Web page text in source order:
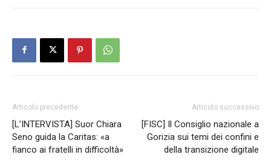
Articolo precedente
[L’INTERVISTA] Suor Chiara
Seno guida la Caritas: «a
fianco ai fratelli in difficoltà»
Articolo successivo
[FISC] Il Consiglio nazionale a
Gorizia sui temi dei confini e
della transizione digitale